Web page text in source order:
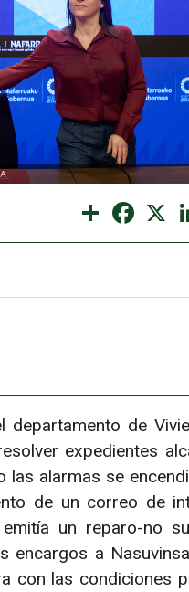
Share
de
expedientes
las alarmas se
de un correo de
un reparo-no
encargos a
con las condiciones